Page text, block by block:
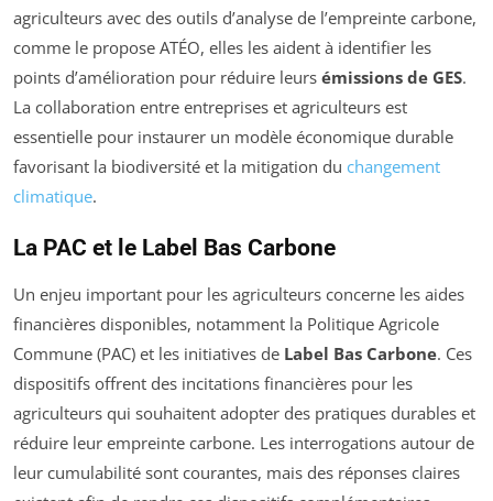
agriculteurs avec des outils d’analyse de l’empreinte carbone,
comme le propose ATÉO, elles les aident à identifier les
points d’amélioration pour réduire leurs émissions de GES.
La collaboration entre entreprises et agriculteurs est
essentielle pour instaurer un modèle économique durable
favorisant la biodiversité et la mitigation du changement
climatique.
La PAC et le Label Bas Carbone
Un enjeu important pour les agriculteurs concerne les aides
financières disponibles, notamment la Politique Agricole
Commune (PAC) et les initiatives de Label Bas Carbone. Ces
dispositifs offrent des incitations financières pour les
agriculteurs qui souhaitent adopter des pratiques durables et
réduire leur empreinte carbone. Les interrogations autour de
leur cumulabilité sont courantes, mais des réponses claires